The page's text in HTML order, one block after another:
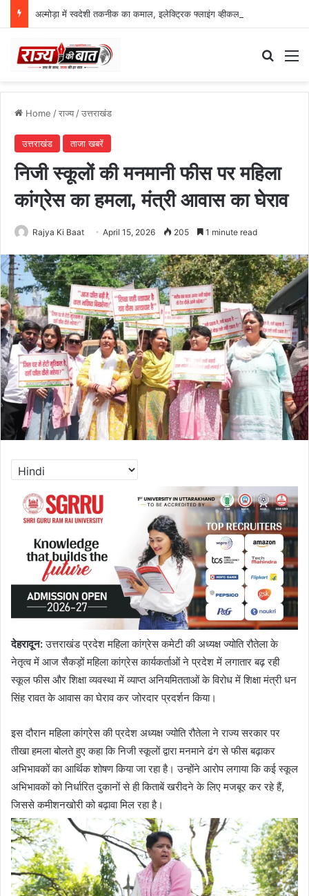
Home /राज्य/उत्तराखंड
उत्तराखंड ताजा खबरें
निजी स्कूलों की मनमानी फीस पर महिला
कांग्रेस का हमला, मंत्री आवास का घेराव
Rajya Ki Baat April 15, 2026 205 1 minute read
देहरादून:उत्तराखंड प्रदेश महिला कांग्रेस कमेटी की अध्यक्ष ज्योति रौतेला के
नेतृत्व में आज सैकड़ों महिला कांग्रेस कार्यकर्ताओं ने प्रदेश में लगातार बढ़ रही
स्कूल फीस और शिक्षा व्यवस्था में व्याप्त अनियमितताओं के विरोध में शिक्षा मंत्री धन
सिंह रावत के आवास का घेराव कर जोरदार प्रदर्शन किया।
इस दौरान महिला कांग्रेस की प्रदेश अध्यक्ष ज्योति रौतेला ने राज्य सरकार पर
तीखा हमला बोलते हुए कहा कि निजी स्कूलों द्वारा मनमाने ढंग से फीस बढ़ाकर
अभिभावकों का आर्थिक शोषण किया जा रहा है। उन्होंने आरोप लगाया कि कई स्कूल
अभिभावकों को निर्धारित दुकानों से ही किताबें खरीदने के लिए मजबूर कर रहे हैं,
जिससे कमीशनखोरी को बढ़ावा मिल रहा है।